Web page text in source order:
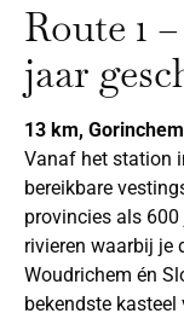
Route 1
jaar
13 km,
Vanaf het station
bereikbare
provincies als
rivieren waarbij je
Woudrichem én
bekendste